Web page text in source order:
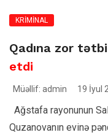
KRİMİNAL
Qadına zor
etdi
Müəllif: admin 19 İyul
Ağstafa rayonunun
Quzanovanın evinə